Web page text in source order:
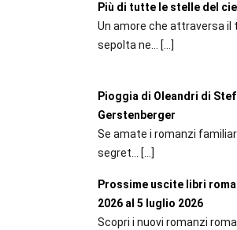
Più di tutte le stelle del
Un amore che attraversa il
sepolta ne...
[…]
Pioggia di Oleandri di
Gerstenberger
Se amate i romanzi
segret...
[…]
Prossime uscite libri
2026 al 5 luglio 2026
Scopri i nuovi romanzi